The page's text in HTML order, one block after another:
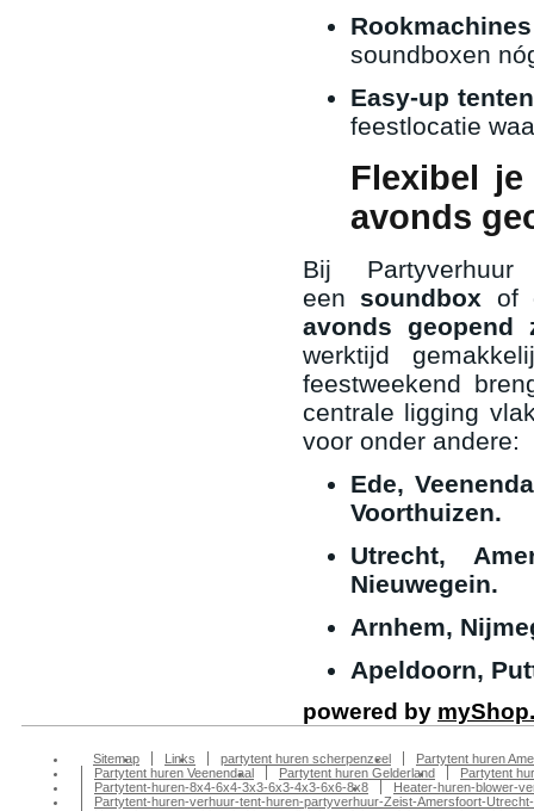
soundboxen
Easy-up
feestlocatie
Flexibel
avonds
Bij
een soundbox of
avonds geopend
werktijd
feestweekend
centrale ligging
voor onder andere:
Ede,
Voorthuizen.
Utrecht,
Nieuwegein.
Arnhem,
Apeldoorn,
powered by
Sitemap Links partytent huren scherpenzeel
Partytent huren
Partytent huren Veenendaal
Partytent huren Gelderland
Partytent
Partytent-huren-8x4-6x4-3x3-6x3-4x3-6x6-8x8
Heater-huren-blower-
Partytent-huren-verhuur-tent-huren-partyverhuur-Zeist-Amersfoort-